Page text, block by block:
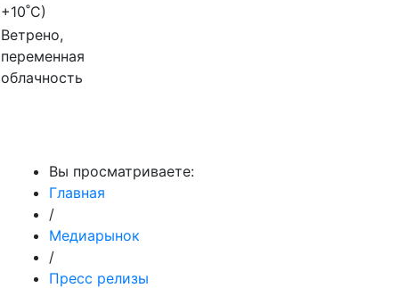
+10˚C)
Ветрено,
переменная
облачность
Вы просматриваете:
Главная
/
Медиарынок
/
Пресс релизы